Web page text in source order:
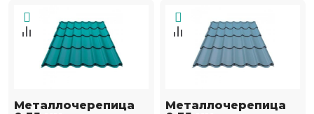
Металлочерепица
Металлочерепица